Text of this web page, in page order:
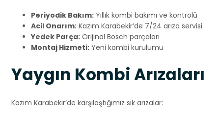
Periyodik Bakım: Yıllık kombi bakımı ve kontrolü
Acil Onarım: Kazım Karabekir’de 7/24 arıza servisi
Yedek Parça: Orijinal Bosch parçaları
Montaj Hizmeti: Yeni kombi kurulumu
Yaygın Kombi Arızaları
Kazım Karabekir’de karşılaştığımız sık arızalar: